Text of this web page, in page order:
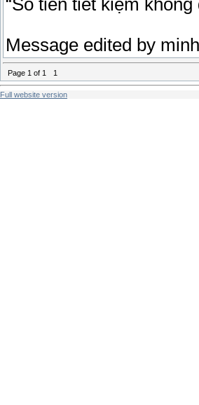
“Số tiền tiết kiệm
Message edited by
Page 1 of 1 1
Full website version